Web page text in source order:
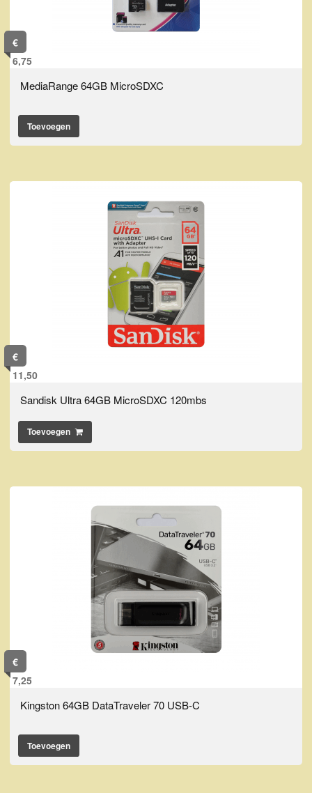
€
6,75
MediaRange 64GB MicroSDXC
Toevoegen
€
11,50
Sandisk Ultra 64GB MicroSDXC 120mbs
Toevoegen
€
7,25
Kingston 64GB DataTraveler 70 USB-C
Toevoegen